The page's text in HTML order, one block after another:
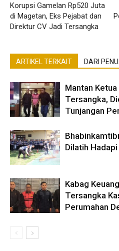
Korupsi Gamelan Rp520 Juta
di Magetan, Eks Pejabat dan
Direktur CV Jadi Tersangka
ARTIKEL TERKAIT DARI
Mantan
Tersangka,
Tunjangan
Dilatih
Kabag
Tersangka
Perumahan